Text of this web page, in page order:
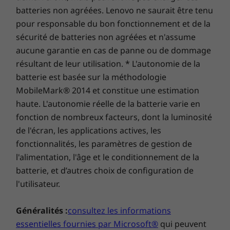
font partie des caractéristiques standard, afin
d’améliorer vos appels vidéo et vos
divertissements.
Rétroéclairé
TrackPoint
TrackPad
Pavé numérique
Ports et emplacements
2 ports USB-C 3.2 Gen 2
2 ports USB-A 3.2 Gen 1
Port HDMI 2.0b
Connecteur mixte écouteurs/micro
Port RJ45
SIM
Les vitesses de transfert des ports USB sont approximatives et dépendent de
Acheter
Comparer
Explorer tous Acheter portables et Ultrabooks
batteries non agréées. Lenovo ne saurait être tenu
pour responsable du bon fonctionnement et de la
sécurité de batteries non agréées et n'assume
aucune garantie en cas de panne ou de dommage
résultant de leur utilisation. * L'autonomie de la
batterie est basée sur la méthodologie
MobileMark® 2014 et constitue une estimation
haute. L'autonomie réelle de la batterie varie en
fonction de nombreux facteurs, dont la luminosité
de l'écran, les applications actives, les
fonctionnalités, les paramètres de gestion de
l'alimentation, l'âge et le conditionnement de la
batterie, et d’autres choix de configuration de
l'utilisateur.
Généralités :consultez les informations
essentielles fournies par Microsoft® qui peuvent